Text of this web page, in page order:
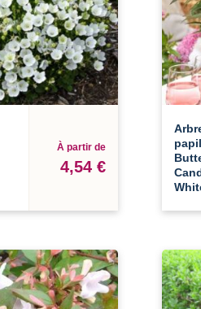
À partir de
4,54 €